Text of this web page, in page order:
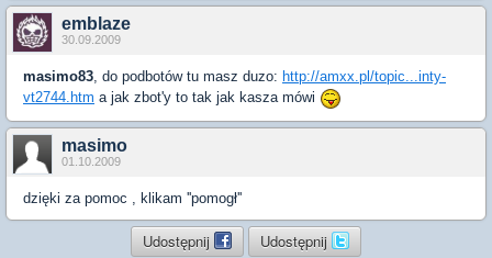
emblaze
30.09.2009
masimo83, do podbotów tu masz duzo: http://amxx.pl/topic...inty-
vt2744.htm a jak zbot'y to tak jak kasza mówi
masimo
01.10.2009
dzięki za pomoc , klikam ''pomogł''
Udostępnij Udostępnij